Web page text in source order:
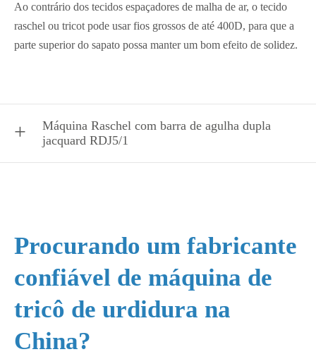
Ao contrário dos tecidos espaçadores de malha de ar, o tecido
raschel ou tricot pode usar fios grossos de até 400D, para que a
parte superior do sapato possa manter um bom efeito de solidez.
Máquina Raschel com barra de agulha dupla
jacquard RDJ5/1
Procurando um fabricante
confiável de máquina de
tricô de urdidura na
China?